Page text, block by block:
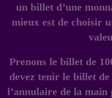
un billet d’une
mieux est de choisir
Prenons le billet de
devez tenir le billet de
l’annulaire de la main